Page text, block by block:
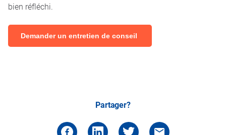
bien réfléchi.
Demander un entretien de conseil
Partager?